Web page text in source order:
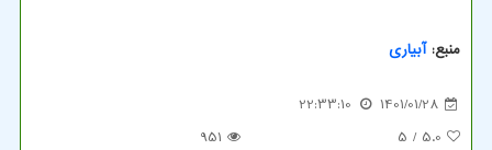
منبع:آبیاری
1401/01/28
22:33:10
5.0
/ 5
951